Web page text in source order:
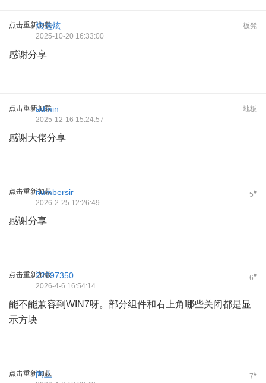
点击重新加载 板凳
炫选炫
2025-10-20 16:33:00
感谢分享
点击重新加载 地板
admin
2025-12-16 15:24:57
感谢大佬分享
点击重新加载 5#
numbersir
2026-2-25 12:26:49
感谢分享
点击重新加载 6#
22897350
2026-4-6 16:54:14
能不能兼容到WIN7呀。部分组件和右上角哪些关闭都是显
示方块
点击重新加载 7#
闰土